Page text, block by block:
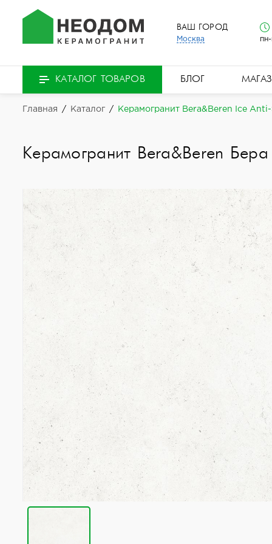
ВАШ ГОРОД
Москва
КАТАЛОГ ТОВАРОВ БЛОГ
Главная / Каталог / Керамогранит Bera&Beren Ice
Керамогранит Bera&Beren